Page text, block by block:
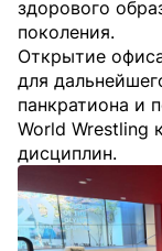
здорового
поколения.
Открытие
для
панкратиона и
World Wrestling
дисциплин.